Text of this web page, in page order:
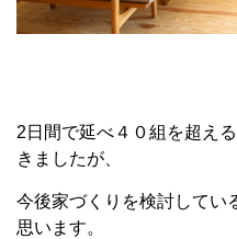
2日間で延べ４０組を超え
きましたが、
今後家づくりを検討してい
思います。